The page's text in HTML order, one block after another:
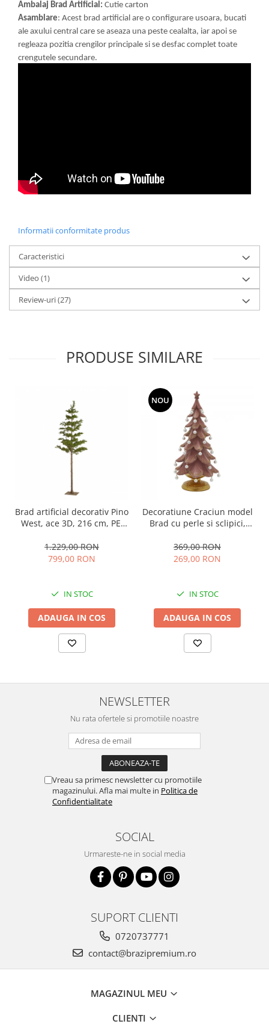
Ambalaj Brad Artificial: Cutie carton
Asamblare: Acest brad artificial are o configurare usoara, bucati
ale axului central care se aseaza una peste cealalta, iar apoi se
regleaza pozitia crengilor principale si se desfac complet toate
crengutele secundare.
Informatii conformitate produs
Caracteristici
Video (1)
Review-uri(27)
PRODUSE SIMILARE
Brad artificial decorativ Pino
West, ace 3D, 216 cm, PE,
1.229,00 RON
799,00 RON
IN STOC
ADAUGA IN COS
NOU
Decoratiune Craciun model
Brad cu perle si sclipici,
369,00 RON
269,00 RON
IN STOC
ADAUGA IN COS
NEWSLETTER
Nu rata ofertele si promotiile noastre
Vreau sa primesc newsletter cu promotiile
magazinului. Afla mai multe in Politica de
Confidentialitate
SOCIAL
Urmareste-ne in social media
SUPORT CLIENTI
0720737771
contact@brazipremium.ro
MAGAZINUL MEU
CLIENTI